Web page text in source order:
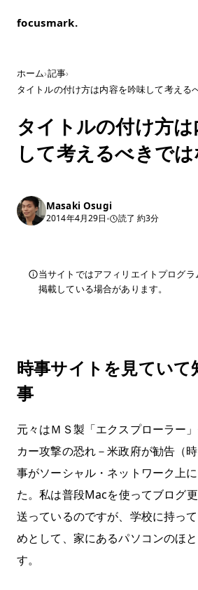
focusmark.
ホーム›記事›
タイトルの付け方は内容を吟味して考える
タイトルの付け方
して考えるべきで
Masaki Osugi
2014年4月29日 読了 約3分
当サイトではアフィリエイトプログ
掲載している場合があります。
時事サイトを見ていて
事
元々はＭＳ製「エクスプローラー
カー攻撃の恐れ－米政府が勧告（時
事がソーシャル・ネットワーク上
た。私は普段Macを使ってブログ
送っているのですが、学校に持っ
めとして、家にあるパソコンのほ
す。